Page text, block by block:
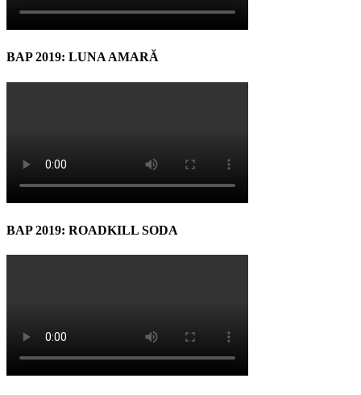
BAP 2019: LUNA AMARĂ
BAP 2019: ROADKILL SODA